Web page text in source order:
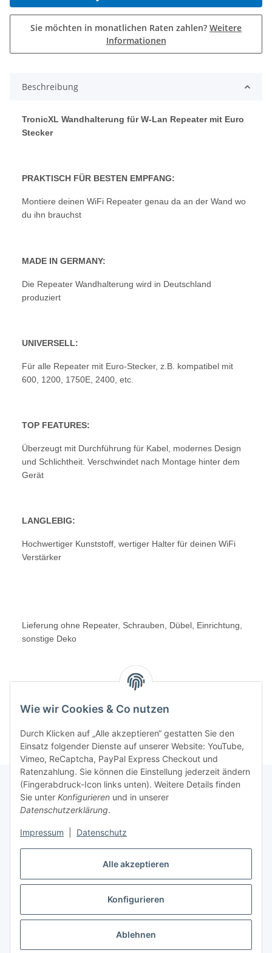
Alle akzeptieren
Konfigurieren
Ablehnen
Wie wir Cookies & Co nutzen
Durch Klicken auf „Alle akzeptieren“ gestatten Sie den
Einsatz folgender Dienste auf unserer Website: YouTube,
Vimeo, ReCaptcha, PayPal Express Checkout und
Ratenzahlung. Sie können die Einstellung jederzeit ändern
(Fingerabdruck-Icon links unten). Weitere Details finden
Sie unter Konfigurieren und in unserer
Datenschutzerklärung.
Impressum Datenschutz
Sie möchten in monatlichen Raten zahlen? Weitere
Informationen
Beschreibung
TronicXL Wandhalterung für W-Lan Repeater mit Euro
Stecker
PRAKTISCH FÜR BESTEN EMPFANG:
Montiere deinen WiFi Repeater genau da an der Wand wo
du ihn brauchst
MADE IN GERMANY:
Die Repeater Wandhalterung wird in Deutschland
produziert
UNIVERSELL:
Für alle Repeater mit Euro-Stecker, z.B. kompatibel mit
600, 1200, 1750E, 2400, etc.
TOP FEATURES:
Überzeugt mit Durchführung für Kabel, modernes Design
und Schlichtheit. Verschwindet nach Montage hinter dem
Gerät
LANGLEBIG:
Hochwertiger Kunststoff, wertiger Halter für deinen WiFi
Verstärker
Lieferung ohne Repeater, Schrauben, Dübel, Einrichtung,
sonstige Deko
Gesetzliche Informationen
Ratgeber